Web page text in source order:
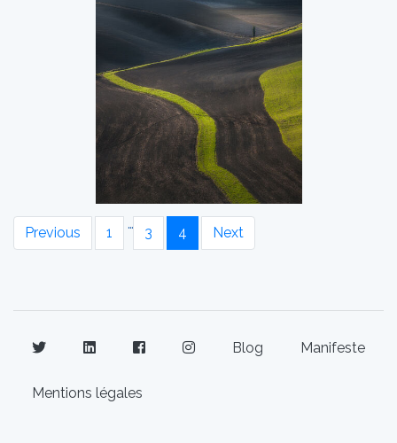
Previous 1
…
3 4 Next
Blog Manifeste
Mentions légales